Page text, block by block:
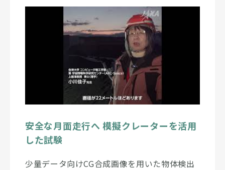
安全な月面走行へ 模擬クレーターを活用
した試験
少量データ向けCG合成画像を用いた物体検出